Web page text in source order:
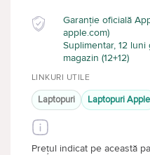
Garanție oficială
apple.com)
Suplimentar, 12
magazin (12+12)
LINKURI UTILE
Laptopuri Laptopuri Apple
Prețul indicat pe această